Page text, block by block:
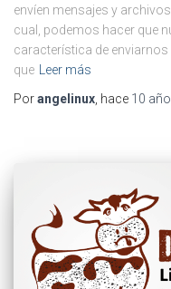
envíen mensajes y
cual, podemos hacer que
característica de
que
Leer más
Porangelinux , hace 10